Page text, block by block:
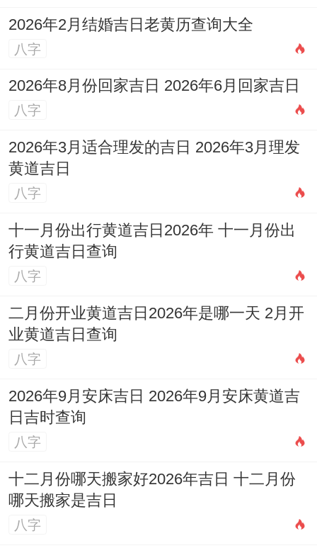
选择的日子不能与车主本人的生肖相冲、相
刑、相害！
通过对于属羊的朋友来说要尽量减少选择冲
羊（即牛日）的日子！上文推荐的日期均已
考虑此因素！若能选择跟自身生肖三合
（猪、兔）或六盒（马）的日子更佳,但需具
体结合当日宜忌综合判断！
家庭成员意见:当…时新车是家庭共用。或者
您尤其在意家人的福祉、那么在选择日子时
最佳也能避开与其他核心家庭成员（如配
偶、子女）生肖相冲的日子！
一个家庭与谐共商的日子,更能为新车注入与
睦的能量，寓意着接下来的每一次出行都充
风水布置点睛 :提车过后；对新车的内部环境
进行一番小小的布置,也能提升运势！保持车
2026年2月结婚吉日老黄历查询大全
八字
2026年8月份回家吉日 2026年6月回家吉日
八字
2026年3月适合理发的吉日 2026年3月理发
黄道吉日
八字
十一月份出行黄道吉日2026年 十一月份出
行黄道吉日查询
八字
二月份开业黄道吉日2026年是哪一天 2月开
业黄道吉日查询
八字
2026年9月安床吉日 2026年9月安床黄道吉
日吉时查询
八字
十二月份哪天搬家好2026年吉日 十二月份
哪天搬家是吉日
八字